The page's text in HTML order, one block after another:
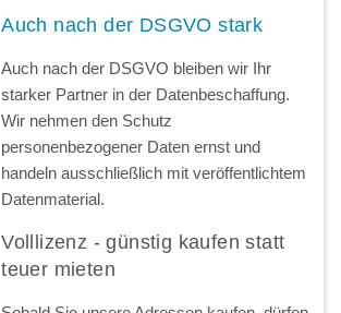
Auch nach der DSGVO stark
Auch nach der DSGVO bleiben wir Ihr
starker Partner in der Datenbeschaffung.
Wir nehmen den Schutz
personenbezogener Daten ernst und
handeln ausschließlich mit veröffentlichtem
Datenmaterial.
Volllizenz - günstig kaufen statt
teuer mieten